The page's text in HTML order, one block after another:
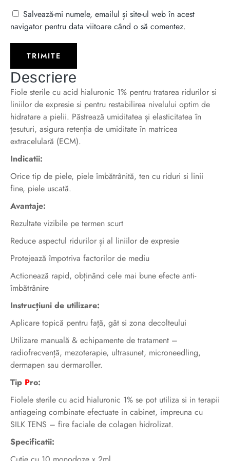
Salvează-mi numele, emailul și site-ul web în acest
navigator pentru data viitoare când o să comentez.
Descriere
Fiole sterile cu acid hialuronic 1% pentru tratarea ridurilor si
liniilor de expresie si pentru restabilirea nivelului optim de
hidratare a pielii. Păstrează umiditatea și elasticitatea în
țesuturi, asigura retenția de umiditate în matricea
extracelulară (ECM).
Indicatii:
Orice tip de piele, piele îmbătrânită, ten cu riduri si linii
fine, piele uscată.
Avantaje:
Rezultate vizibile pe termen scurt
Reduce aspectul ridurilor și al liniilor de expresie
Protejează împotriva factorilor de mediu
Actionează rapid, obținând cele mai bune efecte anti-
îmbătrânire
Instrucțiuni de utilizare:
Aplicare topică pentru față, gât si zona decolteului
Utilizare manuală & echipamente de tratament –
radiofrecvență, mezoterapie, ultrasunet, microneedling,
dermapen sau dermaroller.
Tip Pro:
Fiolele sterile cu acid hialuronic 1% se pot utiliza si in terapii
antiageing combinate efectuate in cabinet, impreuna cu
SILK TENS – fire faciale de colagen hidrolizat.
Specificatii: